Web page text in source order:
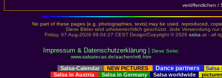
veröffentlichen /
No part of these pages (e.g. photographies, texts) may be used, reproduced,
Diese Bilder sind urheberrechtlich geschützt. Jede Verwendung
Friday, 07-Aug-2026 09:04:27 CEST Design/Copyright © 2026 salsa .at - all
Impressum & Datenschutzerklärung|
Diese Seite:
www.salsatecas.de/aachen/m6.htm
Salsa-Calendar NEW PICTURES Dance partners
Salsa
Salsa in Austria
Salsa in Germany Salsa worldwide